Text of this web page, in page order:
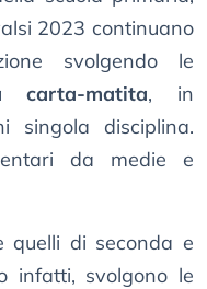
2023 continuano
svolgendo le
carta-matita, in
singola disciplina.
da medie e
quelli di seconda e
infatti, svolgono le